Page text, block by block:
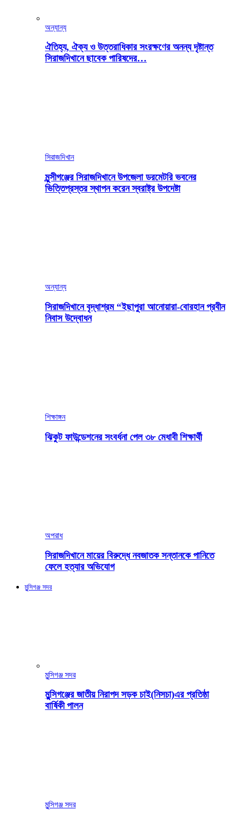
অন্যান্য
ঐতিহ্য, ঐক্য ও উত্তরাধিকার সংরক্ষণের অনন্য দৃষ্টান্ত
সিরাজদিখানে ছাবেক পারিষদের…
সিরাজদিখান
মুন্সীগঞ্জের সিরাজদিখানে উপজেলা ডরমেটরি ভবনের
ভিত্তিপ্রস্তর স্থাপন করেন স্বরাষ্ট্র উপদেষ্টা
অন্যান্য
সিরাজদিখানে বৃদ্ধাশ্রম “ইছাপুরা আনোয়ারা-বোরহান প্রবীন
নিবাস উদ্বোধন
শিক্ষাঙ্গন
ঝিকুট ফাউন্ডেশনের সংবর্ধনা পেল ৩৮ মেধাবী শিক্ষার্থী
অপরাধ
সিরাজদিখানে মায়ের বিরুদ্ধে নবজাতক সন্তানকে পানিতে
ফেলে হত্যার অভিযোগ
মুন্সিগঞ্জ সদর
মুন্সিগঞ্জ সদর
মুন্সিগঞ্জের জাতীয় নিরাপদ সড়ক চাই(নিসচা)এর প্রতিষ্ঠা
বার্ষিকী পালন
মুন্সিগঞ্জ সদর